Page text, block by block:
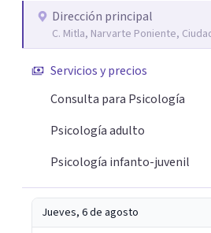
Dirección principal
C. Mitla, Narvarte Poniente,
Servicios y precios
Consulta para Psicología
Psicología adulto
Psicología infanto-juvenil
Jueves, 6 de agosto